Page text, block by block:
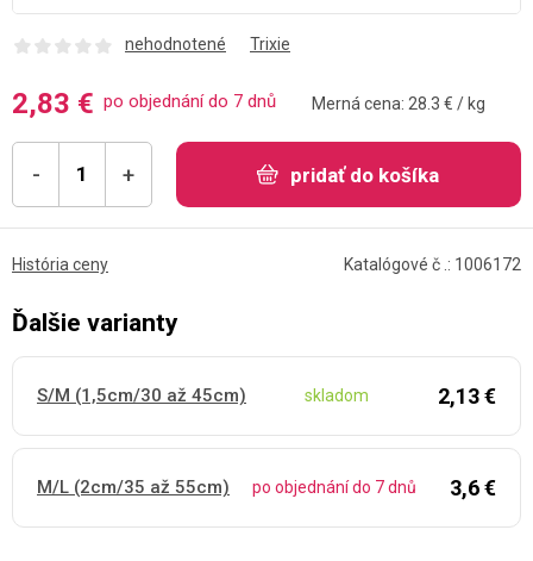
nehodnotené Trixie
2,83 € po objednání do 7 dnů Merná cena: 28.3 € / kg
- + pridať do košíka
História ceny Katalógové č .: 1006172
Ďalšie varianty
S/M (1,5cm/30 až 45cm) skladom 2,13 €
M/L (2cm/35 až 55cm) po objednání do 7 dnů 3,6 €